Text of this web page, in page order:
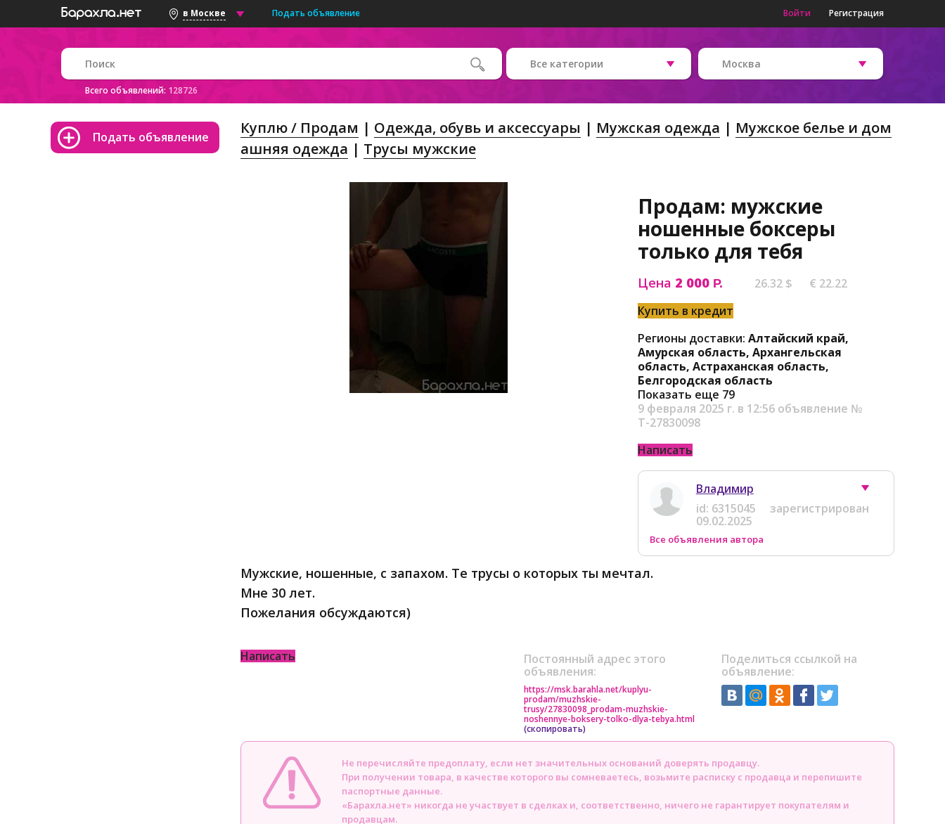
в Москве Подать объявление Войти Регистрация
Всего объявлений: 128726
Все категории Москва
Подать объявление Куплю / Продам Одежда, обувь и аксессуары Мужская одежда
Мужское белье и дом
ашняя одежда
Трусы мужские
Продам: мужские
ношенные боксеры
только для тебя
Цена 2 000 Р. 26.32 $
€ 22.22
Купить в кредит
Регионы доставки: Алтайский край,
Амурская область, Архангельская
область, Астраханская область,
Белгородская область
Показать еще 79
9 февраля 2025 г. в 12:56 объявление №
Т-27830098
Написать
Владимир
id: 6315045
зарегистрирован
09.02.2025
Все объявления автора
Мужские, ношенные, с запахом. Те трусы о которых ты мечтал.
Мне 30 лет.
Пожелания обсуждаются)
Написать
Постоянный адрес этого
объявления:
https://msk.barahla.net/kuplyu-
prodam/muzhskie-
trusy/27830098_prodam-muzhskie-
noshennye-boksery-tolko-dlya-tebya.html
(скопировать)
Поделиться ссылкой на
объявление:
Не перечисляйте предоплату, если нет значительных оснований доверять продавцу.
При получении товара, в качестве которого вы сомневаетесь, возьмите расписку с продавца и перепишите
паспортные данные.
«Барахла.нет» никогда не участвует в сделках и, соответственно, ничего не гарантирует покупателям и
продавцам.